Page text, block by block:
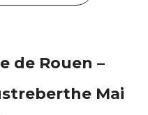
de Rouen –
Mai